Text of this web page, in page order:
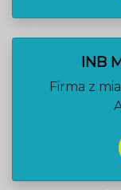
INB
Firma z